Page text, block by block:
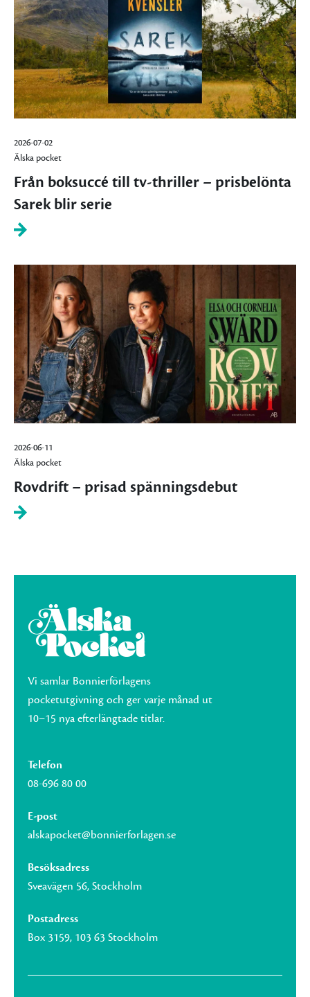
2026-07-02
Älska pocket
Från boksuccé till tv-thriller – prisbelönta
Sarek blir serie
2026-06-11
Älska pocket
Rovdrift – prisad spänningsdebut
Vi samlar Bonnierförlagens
pocketutgivning och ger varje månad ut
10–15 nya efterlängtade titlar.
Telefon
08-696 80 00
E-post
alskapocket@bonnierforlagen.se
Besöksadress
Sveavägen 56, Stockholm
Postadress
Box 3159, 103 63 Stockholm